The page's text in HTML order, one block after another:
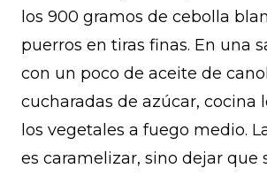
los 900 gramos de cebolla
puerros en tiras finas. En una
con un poco de aceite de
cucharadas de azúcar, cocina
los vegetales a fuego medio.
es caramelizar, sino dejar que